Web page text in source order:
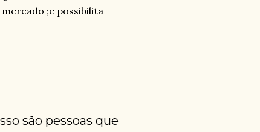
;e possibilita
são pessoas que